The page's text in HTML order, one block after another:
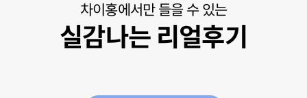
차이홍에서만 들을 수 있는
실감나는 리얼후기